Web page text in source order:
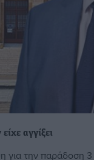
αγγίξει
για την παράδοση